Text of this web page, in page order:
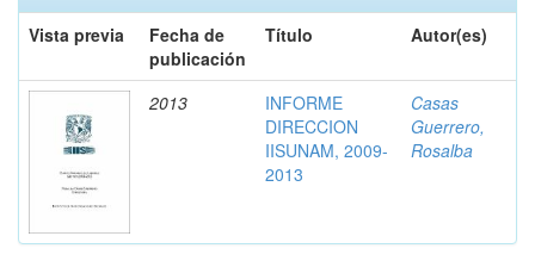
Vista previa
Fecha de
publicación
Título Autor(es)
2013
INFORME
DIRECCION
IISUNAM, 2009-
2013
Casas
Guerrero,
Rosalba